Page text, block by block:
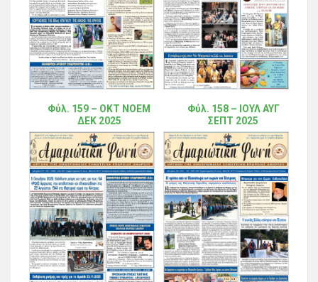
Φύλ. 159 – ΟΚΤ ΝΟΕΜ
ΔΕΚ 2025
Φύλ. 158 – ΙΟΥΛ ΑΥΓ
ΣΕΠΤ 2025